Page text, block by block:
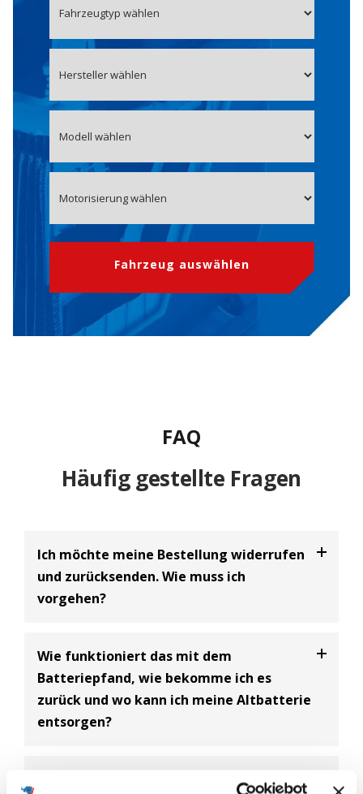
Fahrzeug auswählen
FAQ
Häufig gestellte Fragen
Ich möchte meine Bestellung widerrufen
und zurücksenden. Wie muss ich
vorgehen?
innerhalb von 30 Tagen zu widerrufen
zurückzusenden. Dabei handelt es sich um einen
freiwilligen Kundenservice der BIG Batterie-
Industrie-Germany GmbH und eine Ergänzung zum
Wie funktioniert das mit dem
Batteriepfand, wie bekomme ich es
zurück und wo kann ich meine Altbatterie
entsorgen?
Ich brauche eine neue Batterie für mein